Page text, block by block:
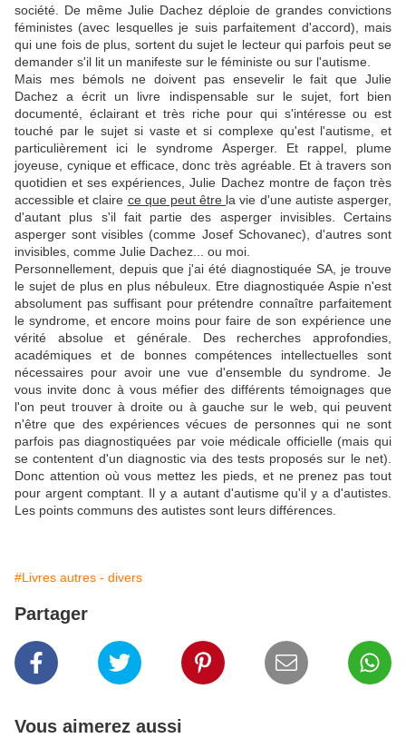
société. De même Julie Dachez déploie de grandes convictions
féministes (avec lesquelles je suis parfaitement d'accord), mais
qui une fois de plus, sortent du sujet le lecteur qui parfois peut se
demander s'il lit un manifeste sur le féministe ou sur l'autisme.
Mais mes bémols ne doivent pas ensevelir le fait que Julie
Dachez a écrit un livre indispensable sur le sujet, fort bien
documenté, éclairant et très riche pour qui s'intéresse ou est
touché par le sujet si vaste et si complexe qu'est l'autisme, et
particulièrement ici le syndrome Asperger. Et rappel, plume
joyeuse, cynique et efficace, donc très agréable. Et à travers son
quotidien et ses expériences, Julie Dachez montre de façon très
accessible et claire ce que peut être la vie d'une autiste asperger,
d'autant plus s'il fait partie des asperger invisibles. Certains
asperger sont visibles (comme Josef Schovanec), d'autres sont
invisibles, comme Julie Dachez... ou moi.
Personnellement, depuis que j'ai été diagnostiquée SA, je trouve
le sujet de plus en plus nébuleux. Etre diagnostiquée Aspie n'est
absolument pas suffisant pour prétendre connaître parfaitement
le syndrome, et encore moins pour faire de son expérience une
vérité absolue et générale. Des recherches approfondies,
académiques et de bonnes compétences intellectuelles sont
nécessaires pour avoir une vue d'ensemble du syndrome. Je
vous invite donc à vous méfier des différents témoignages que
l'on peut trouver à droite ou à gauche sur le web, qui peuvent
n'être que des expériences vécues de personnes qui ne sont
parfois pas diagnostiquées par voie médicale officielle (mais qui
se contentent d'un diagnostic via des tests proposés sur le net).
Donc attention où vous mettez les pieds, et ne prenez pas tout
pour argent comptant. Il y a autant d'autisme qu'il y a d'autistes.
Les points communs des autistes sont leurs différences.
#Livres autres - divers
Partager
Vous aimerez aussi